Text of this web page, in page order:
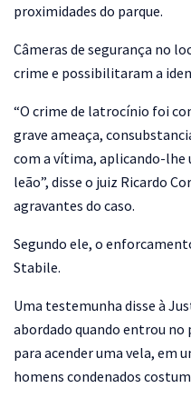
proximidades do parque.
Câmeras de segurança no
crime e possibilitaram a
“O crime de latrocínio foi
grave ameaça,
com a vítima, aplicando-
leão”, disse o juiz Ricardo
agravantes do caso.
Segundo ele, o
Stabile.
Uma testemunha disse à
abordado quando entrou no
para acender uma vela, em
homens condenados